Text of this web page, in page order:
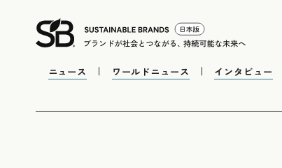
ニュース ワールドニュース インタビュー